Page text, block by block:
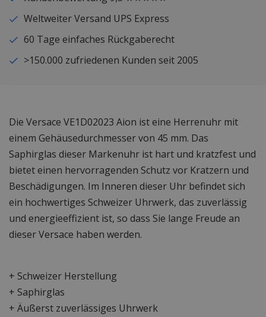
Weltweiter Versand UPS Express
60 Tage einfaches Rückgaberecht
>150.000 zufriedenen Kunden seit 2005
Die Versace VE1D02023 Aion ist eine Herrenuhr mit
einem Gehäusedurchmesser von 45 mm. Das
Saphirglas dieser Markenuhr ist hart und kratzfest und
bietet einen hervorragenden Schutz vor Kratzern und
Beschädigungen. Im Inneren dieser Uhr befindet sich
ein hochwertiges Schweizer Uhrwerk, das zuverlässig
und energieeffizient ist, so dass Sie lange Freude an
dieser Versace haben werden.
+ Schweizer Herstellung
+ Saphirglas
+ Äußerst zuverlässiges Uhrwerk